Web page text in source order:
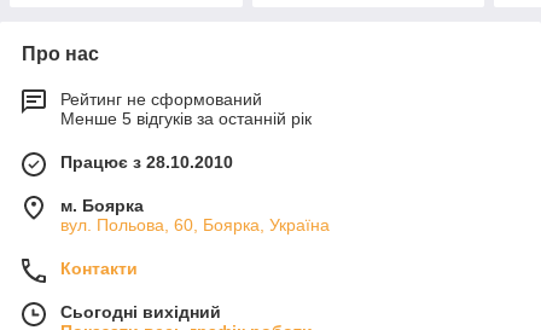
Про нас
Рейтинг не сформований
Менше 5 відгуків за останній рік
Працює з 28.10.2010
м. Боярка
вул. Польова, 60, Боярка, Україна
Контакти
Сьогодні вихідний